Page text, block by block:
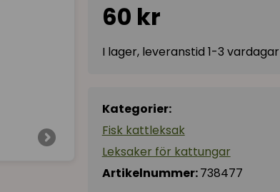
60 kr
I lager, leveranstid 1-3 vardagar
Kategorier:
Fisk kattleksak
Leksaker för kattungar
Artikelnummer:738477